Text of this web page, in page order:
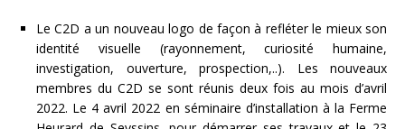
Le C2D a un nouveau logo de façon à refléter le mieux son
identité visuelle (rayonnement, curiosité humaine,
investigation, ouverture, prospection,..). Les nouveaux
membres du C2D se sont réunis deux fois au mois d’avril
2022. Le 4 avril 2022 en séminaire d’installation à la Ferme